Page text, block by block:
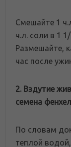
Смешайте 1
ч.л. соли в 1
Размешайте,
час после
2. Вздутие
семена
По словам
теплой